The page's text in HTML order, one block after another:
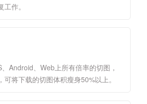
作。
Android、Web上所有倍率的切图，
可将下载的切图体积瘦身50%以上。